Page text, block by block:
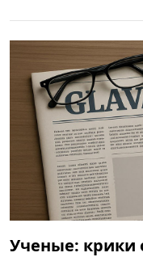
Ученые: крики